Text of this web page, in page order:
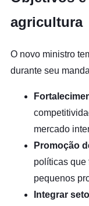
agricultura
O novo ministro
durante seu
mercado
Promoção
políticas que
pequenos
Integrar